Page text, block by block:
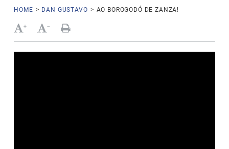
HOME > DAN GUSTAVO > AO BOROGODÓ DE ZANZA!
+ -